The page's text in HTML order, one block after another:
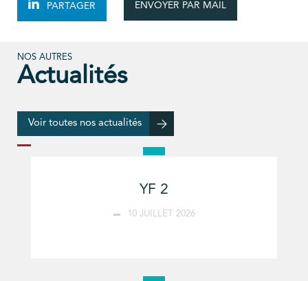
PARTAGER ENVOYER PAR MAIL
NOS AUTRES
Actualités
Voir toutes nos actualités
YF 2
10 JUILLET 2026